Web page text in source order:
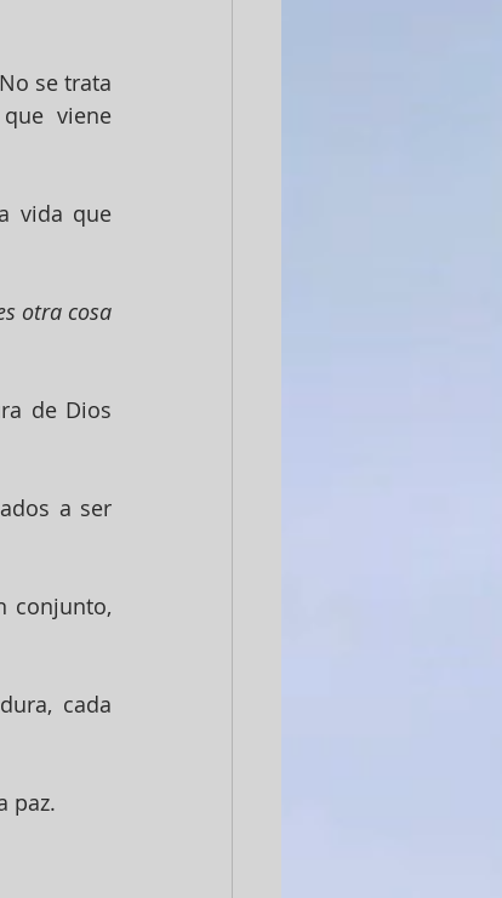
se trata
viene
vida que
otra cosa
de Dios
a ser
conjunto,
cada
paz.